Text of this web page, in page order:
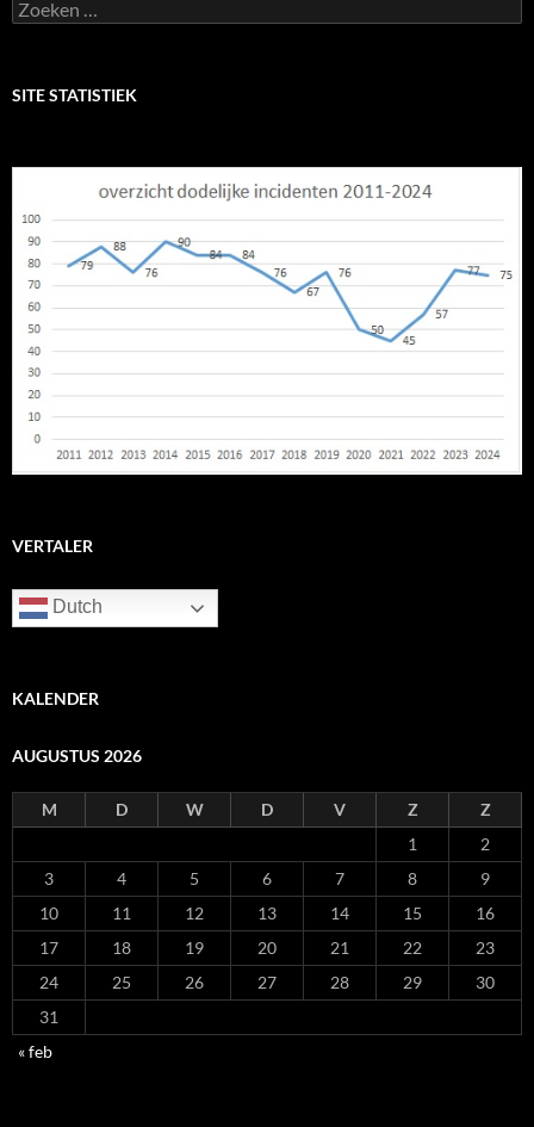
naar:
SITE STATISTIEK
VERTALER
Dutch
KALENDER
AUGUSTUS 2026
M D W D V Z
Z
1
2
3
4 5 6 7 8
9
10
11 12 13 14 15
16
17
18 19 20 21 22
23
24
25 26 27 28 29
30
31
« feb